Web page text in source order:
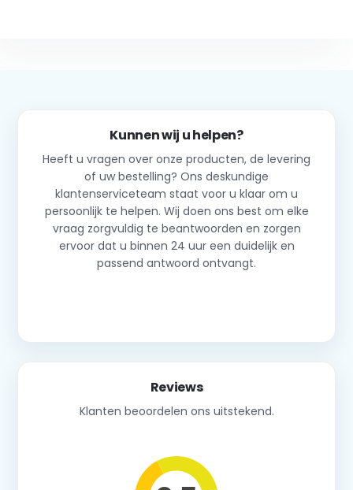
Kunnen wij u helpen?
Heeft u vragen over onze producten, de levering
of uw bestelling? Ons deskundige
klantenserviceteam staat voor u klaar om u
persoonlijk te helpen. Wij doen ons best om elke
vraag zorgvuldig te beantwoorden en zorgen
ervoor dat u binnen 24 uur een duidelijk en
passend antwoord ontvangt.
Reviews
Klanten beoordelen ons uitstekend.